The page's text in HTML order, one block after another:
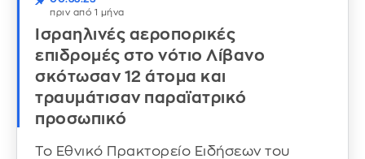
πριν από 1 μήνα
Ισραηλινές αεροπορικές
επιδρομές στο νότιο Λίβανο
σκότωσαν 12 άτομα και
τραυμάτισαν παραϊατρικό
προσωπικό
Το Εθνικό Πρακτορείο Ειδήσεων του